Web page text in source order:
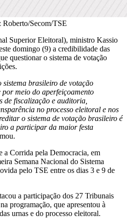
Secom/TSE
Superior Eleitoral), ministro Kassio
domingo (9) a credibilidade das
questionar o sistema de votação
sistema brasileiro de votação
meio do aperfeiçoamento
de fiscalização e auditoria,
no processo eleitoral e nos
o sistema de votação brasileiro é
a participar da maior festa
a Corrida pela Democracia, em
Semana Nacional do Sistema
pelo TSE entre os dias 3 e 9 de
a participação dos 27 Tribunais
programação, que apresentou à
urnas e do processo eleitoral.